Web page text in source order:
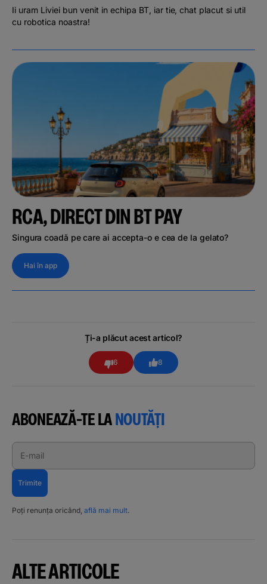
Ii uram Liviei bun venit in echipa BT, iar tie, chat placut si util
cu robotica noastra!
RCA, DIRECT DIN BT PAY
Singura coadă pe care ai accepta-o e cea de la gelato?
Hai în app
Ți-a plăcut acest articol?
6 8
ABONEAZĂ-TE LANOUTĂȚI
E-mail
Trimite
Poți renunța oricând, află mai mult.
ALTE ARTICOLE